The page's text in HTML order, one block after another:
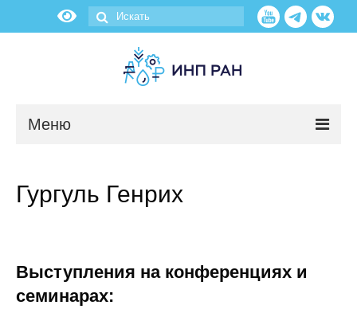
Меню
О нас
Научные подразделения
Гургуль Генрих
Выступления на конференциях и
семинарах: